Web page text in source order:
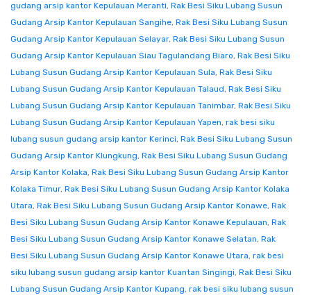
gudang arsip kantor Kepulauan Meranti, Rak Besi Siku Lubang Susun
Gudang Arsip Kantor Kepulauan Sangihe, Rak Besi Siku Lubang Susun
Gudang Arsip Kantor Kepulauan Selayar, Rak Besi Siku Lubang Susun
Gudang Arsip Kantor Kepulauan Siau Tagulandang Biaro, Rak Besi Siku
Lubang Susun Gudang Arsip Kantor Kepulauan Sula, Rak Besi Siku
Lubang Susun Gudang Arsip Kantor Kepulauan Talaud, Rak Besi Siku
Lubang Susun Gudang Arsip Kantor Kepulauan Tanimbar, Rak Besi Siku
Lubang Susun Gudang Arsip Kantor Kepulauan Yapen, rak besi siku
lubang susun gudang arsip kantor Kerinci, Rak Besi Siku Lubang Susun
Gudang Arsip Kantor Klungkung, Rak Besi Siku Lubang Susun Gudang
Arsip Kantor Kolaka, Rak Besi Siku Lubang Susun Gudang Arsip Kantor
Kolaka Timur, Rak Besi Siku Lubang Susun Gudang Arsip Kantor Kolaka
Utara, Rak Besi Siku Lubang Susun Gudang Arsip Kantor Konawe, Rak
Besi Siku Lubang Susun Gudang Arsip Kantor Konawe Kepulauan, Rak
Besi Siku Lubang Susun Gudang Arsip Kantor Konawe Selatan, Rak
Besi Siku Lubang Susun Gudang Arsip Kantor Konawe Utara, rak besi
siku lubang susun gudang arsip kantor Kuantan Singingi, Rak Besi Siku
Lubang Susun Gudang Arsip Kantor Kupang, rak besi siku lubang susun